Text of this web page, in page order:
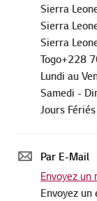
Sierra
Sierra
Sierra
Togo+228
Lundi au
Samedi -
Jours
Par E-Mail
Envoyez un
Envoyez